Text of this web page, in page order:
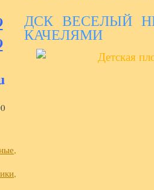
ДСК ВЕСЕЛЫЙ
КАЧЕЛЯМИ